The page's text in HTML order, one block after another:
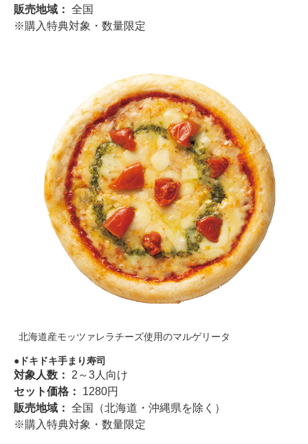
販売地域： 全国
※購入特典対象・数量限定
北海道産モッツァレラチーズ使用のマルゲリータ
ドキドキ手まり寿司
対象人数： 2～3人向け
セット価格： 1280円
販売地域： 全国（北海道・沖縄県を除く）
※購入特典対象・数量限定